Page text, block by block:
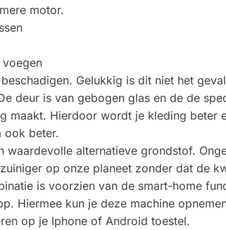
motor.
voegen
Gelukkig is dit niet het
deur is van gebogen glas en de de
maakt. Hierdoor wordt je kleding beter
ook beter.
alternatieve grondstof.
op onze planeet zonder dat de
is voorzien van de smart-home
Hiermee kun je deze machine
op je Iphone of Android toestel.